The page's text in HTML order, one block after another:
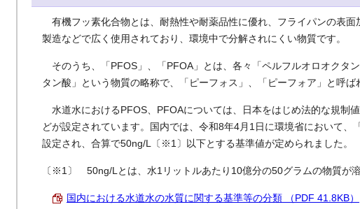
有機フッ素化合物とは、耐熱性や耐薬品性に優れ、フライパンの表面
製造などで広く使用されており、環境中で分解されにくい物質です。
そのうち、「PFOS」、「PFOA」とは、各々「ペルフルオロオクタ
タン酸」という物質の略称で、「ピーフォス」、「ピーフォア」と呼ば
水道水におけるPFOS、PFOAについては、日本をはじめ法的な規制
どが設定されています。国内では、令和8年4月1日に環境省において、
設定され、合算で50ng/L〔※1〕以下とする基準値が定められました。
〔※1〕 50ng/Lとは、水1リットルあたり10億分の50グラムの物質が
国内における水道水の水質に関する基準等の分類 （PDF 41.8KB）